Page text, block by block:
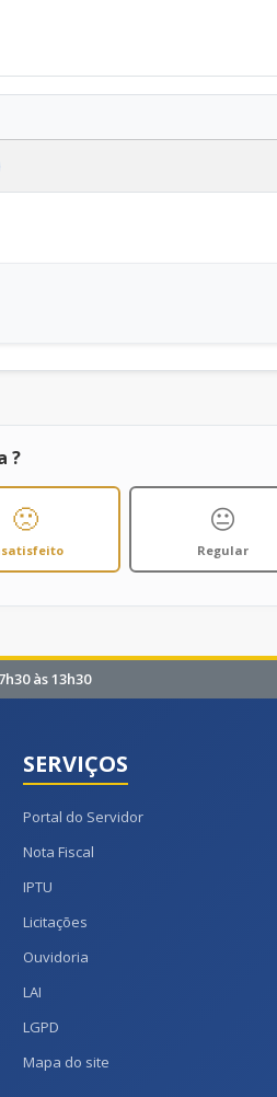
?
🙁 😐
Regular
às 13h30
SERVIÇOS
Portal do Servidor
Nota Fiscal
IPTU
Licitações
Ouvidoria
LAI
LGPD
Mapa do site